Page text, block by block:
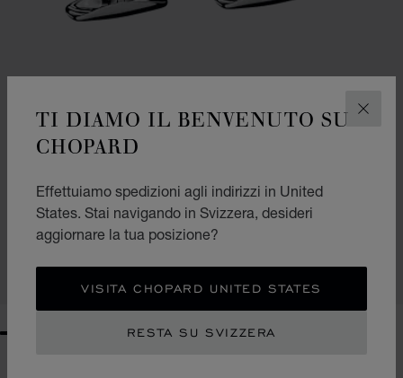
TI DIAMO IL BENVENUTO SU
CHOPARD
Effettuiamo spedizioni agli indirizzi in United
States. Stai navigando in Svizzera, desideri
aggiornare la tua posizione?
VISITA CHOPARD UNITED STATES
RESTA SU SVIZZERA
VAI ALLA SLIDE 1
VAI ALLA SLIDE 2
GEMELLI CLASSIC RACING
METALLO ARGENTATO
CHF 570
GO TO SLIDE 2
GO TO SLIDE 3
GO TO SLIDE 4
GO TO SLIDE 5
GO TO SLIDE 6
GO TO SLIDE 7
GO TO SLIDE 8
GO TO SLIDE 9
GO TO SLIDE 10